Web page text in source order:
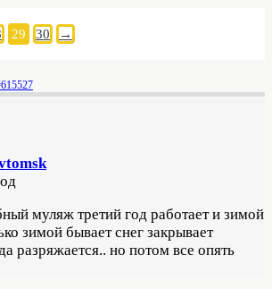
29 30 →
муляж третий год работает и зимой
зимой бывает снег закрывает
разряжается.. но потом все опять